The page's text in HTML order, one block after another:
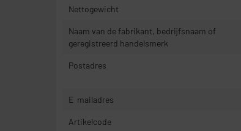
Nettogewicht
Naam van de fabrikant, bedrijfsnaam of
geregistreerd handelsmerk
Postadres
E-mailadres
Artikelcode